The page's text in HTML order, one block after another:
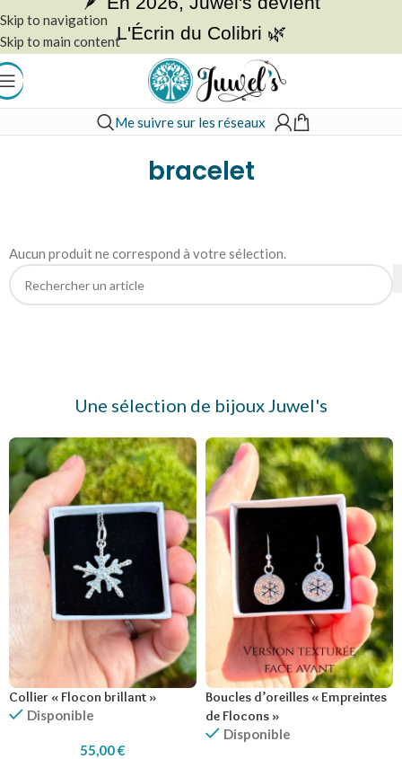
Skip to navigation
Skip to main contentL'Écrin du Colibri 🌿
Me suivre sur les réseaux
bracelet
bracelet
Aucun produit ne correspond à votre sélection.
Une sélection de bijoux Juwel's
Collier « Flocon brillant »
Disponible
55,00€
Boucles d’oreilles « Empreintes
de Flocons »
Disponible